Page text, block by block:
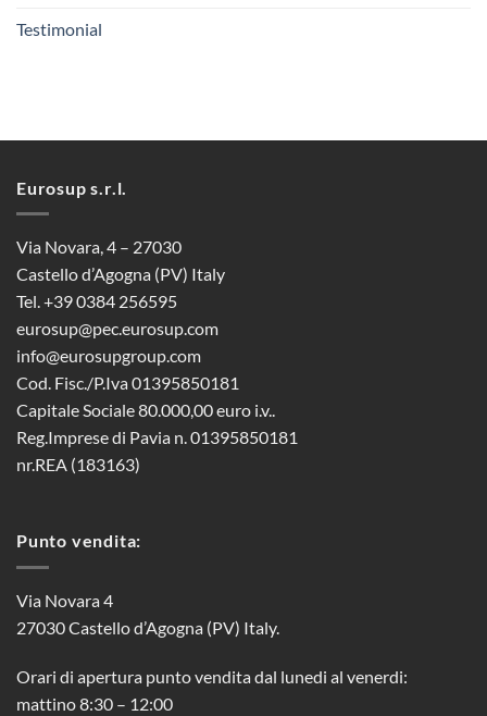
Testimonial
Eurosup s.r.l.
Via Novara, 4 – 27030
Castello d’Agogna (PV) Italy
Tel. +39 0384 256595
eurosup@pec.eurosup.com
info@eurosupgroup.com
Cod. Fisc./P.Iva 01395850181
Capitale Sociale 80.000,00 euro i.v..
Reg.Imprese di Pavia n. 01395850181
nr.REA (183163)
Punto vendita:
Via Novara 4
27030 Castello d’Agogna (PV) Italy.
Orari di apertura punto vendita dal lunedi al venerdi:
mattino 8:30 – 12:00